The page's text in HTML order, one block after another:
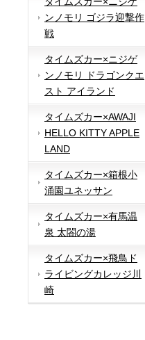
ンノモリ ゴジラ迎撃作
戦
タイムズカー×ニジゲ
ンノモリ ドラゴンクエ
スト アイランド
タイムズカー×AWAJI
HELLO KITTY APPLE
LAND
タイムズカー×箱根小
涌園ユネッサン
タイムズカー×有馬温
泉 太閤の湯
タイムズカー×飛鳥ド
ライビングカレッジ川
崎